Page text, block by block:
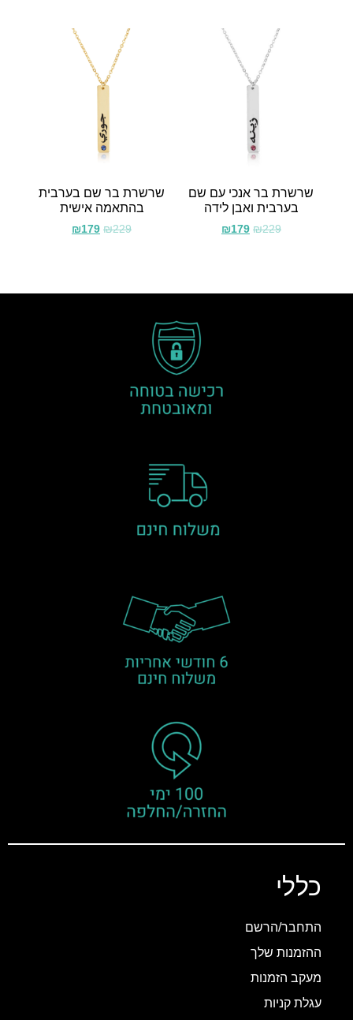
שרשרת בר אנכי עם שם
בערבית ואבן לידה
₪229
₪179
שרשרת בר שם בערבית
בהתאמה אישית
₪229
₪179
כללי
התחבר/הרשם
ההזמנות שלך
מעקב הזמנות
עגלת קניות